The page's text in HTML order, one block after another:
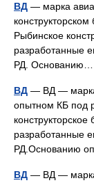
ВД — марка
Рыбинское
разработанные
РД.
ВД — ВД — марка
опытном КБ под
разработанные
РД.Основанию
ВД — ВД — марка